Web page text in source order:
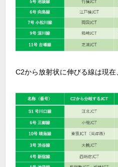
C2から放射状に伸びる線は現在